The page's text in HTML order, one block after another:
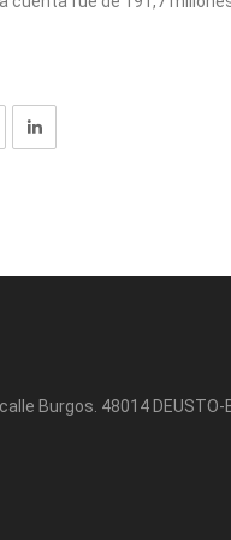
Burgos. 48014 DEUSTO-